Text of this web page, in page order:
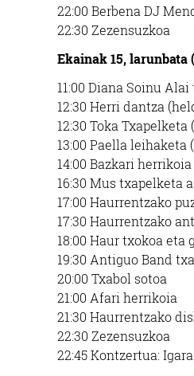
22:00 Berbena DJ
22:30 Zezensuzkoa
Ekainak 15, larunbata
11:00 Diana Soinu
12:30 Herri dantza
12:30 Toka
13:00 Paella leihaketa
14:00 Bazkari herrikoia
16:30 Mus txapelketa
17:00 Haurrentzako
17:30 Haurrentzako
18:00 Haur txokoa
19:30 Antiguo Band
20:00 Txabol sotoa
21:00 Afari herrikoia
21:30 Haurrentzako
22:30 Zezensuzkoa
22:45 Kontzertua: